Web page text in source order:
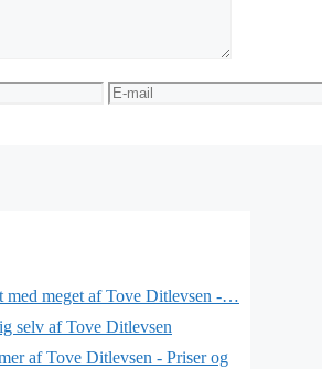
E-
mail
med meget af Tove Ditlevsen -…
selv af Tove Ditlevsen
af Tove Ditlevsen - Priser og